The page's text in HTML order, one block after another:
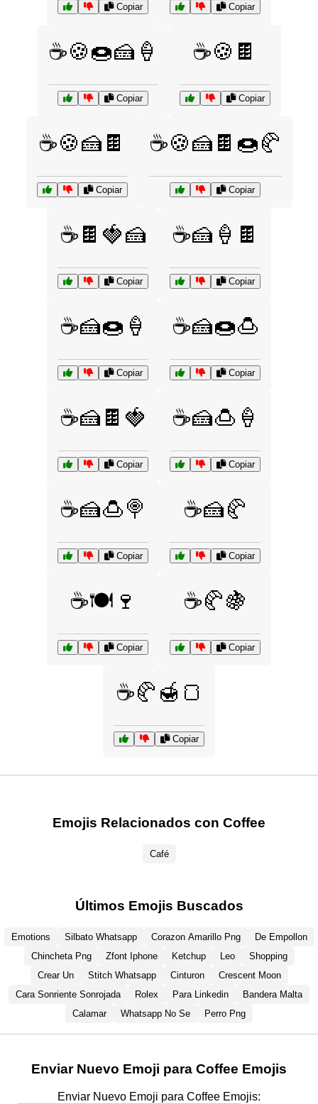
Copiar Copiar
☕🍪🍩🍰🍦
Copiar
☕🍪🍫
Copiar
☕🍪🍰🍫
Copiar
☕🍪🍰🍫🍩🥐
Copiar
☕🍫🍓🍰
Copiar
☕🍰🍦🍫
Copiar
☕🍰🍩🍦
Copiar
☕🍰🍩🍮
Copiar
☕🍰🍫🍓
Copiar
☕🍰🍮🍦
Copiar
☕🍰🍮🍭
Copiar
☕🍰🥐
Copiar
☕🍽️🍷
Copiar
☕🥐🍇
Copiar
☕🥐🍯🍞
Copiar
Emojis Relacionados con Coffee
Café
Últimos Emojis Buscados
Emotions Silbato Whatsapp Corazon Amarillo Png
De Empollon
Chincheta Png
Zfont Iphone Ketchup Leo
Shopping
Crear Un
Stitch Whatsapp Cinturon
Crescent Moon
Cara Sonriente Sonrojada
Rolex Para Linkedin
Bandera Malta
Calamar
Whatsapp No Se Perro Png
Enviar Nuevo Emoji para Coffee Emojis
Enviar Nuevo Emoji para Coffee Emojis: